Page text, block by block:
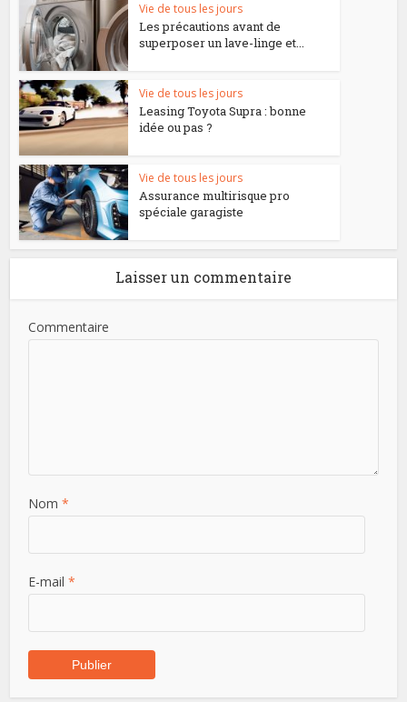
Vie de tous les jours
Les précautions avant de
superposer un lave-linge et...
Vie de tous les jours
Leasing Toyota Supra : bonne
idée ou pas ?
Vie de tous les jours
Assurance multirisque pro
spéciale garagiste
Laisser un commentaire
Commentaire
Nom*
E-mail*